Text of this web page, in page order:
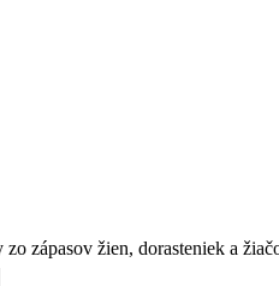
zápasov žien, dorasteniek a